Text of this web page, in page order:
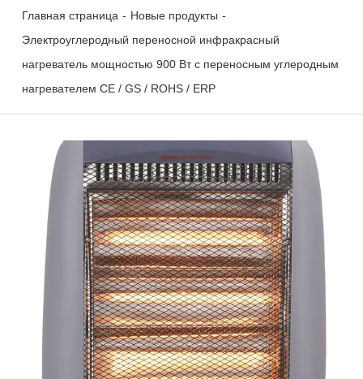
Главная страница - Новые продукты -
Электроуглеродный переносной инфракрасный
нагреватель мощностью 900 Вт с переносным углеродным
нагревателем CE / GS / ROHS / ERP